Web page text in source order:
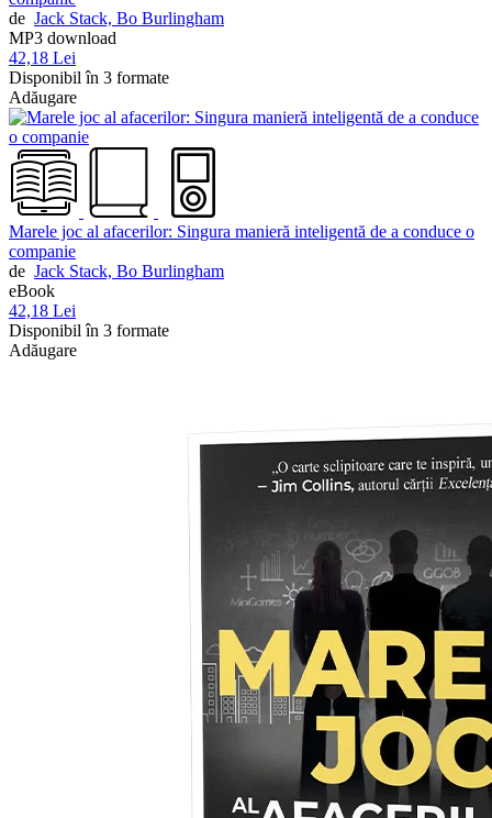
de Jack Stack, Bo Burlingham
MP3 download
42,18 Lei
Disponibil în 3 formate
Adăugare
Marele joc al afacerilor: Singura manieră inteligentă de a conduce o
companie
de Jack Stack, Bo Burlingham
eBook
42,18 Lei
Disponibil în 3 formate
Adăugare